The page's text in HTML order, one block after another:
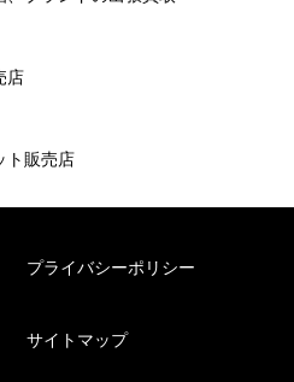
店
ト販売店
プライバシーポリシー
サイトマップ